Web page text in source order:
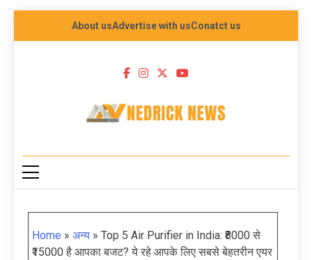
About usAdvertise with usConatct us
NEDRICK NEWS
Home » अन्य » Top 5 Air Purifier in India: ₹8000 से
₹15000 है आपका बजट? ये रहे आपके लिए सबसे बेहतरीन एयर